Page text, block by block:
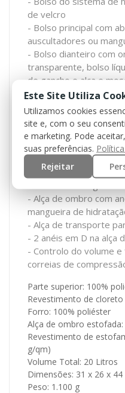
de velcro
- Bolso principal com
auscultadores ou
- Bolso dianteiro com
transparente, bolso
de gancho e alça e
- Zíper de duas vias no
frontal
- Bolsos laterais
- Estofos ergonómicos
- Cinto elástico e
rápida
- Alça de ombro
- Alça de ombro com
mangueira de
- Alça de transporte
- 2 anéis em D na alça
- Controlo do volume
correias de
Parte superior: 100%
Revestimento de
Forro: 100% poliéster
Alça de ombro estofada:
Revestimento de
g/qm)
Volume Total: 20 Litros
Dimensões: 31 x 26 x 44
Peso: 1.100 g
Este Site Utiliza
Utilizamos cookies
site e, com o seu
e marketing. Pode
suas preferências.
Rejeitar